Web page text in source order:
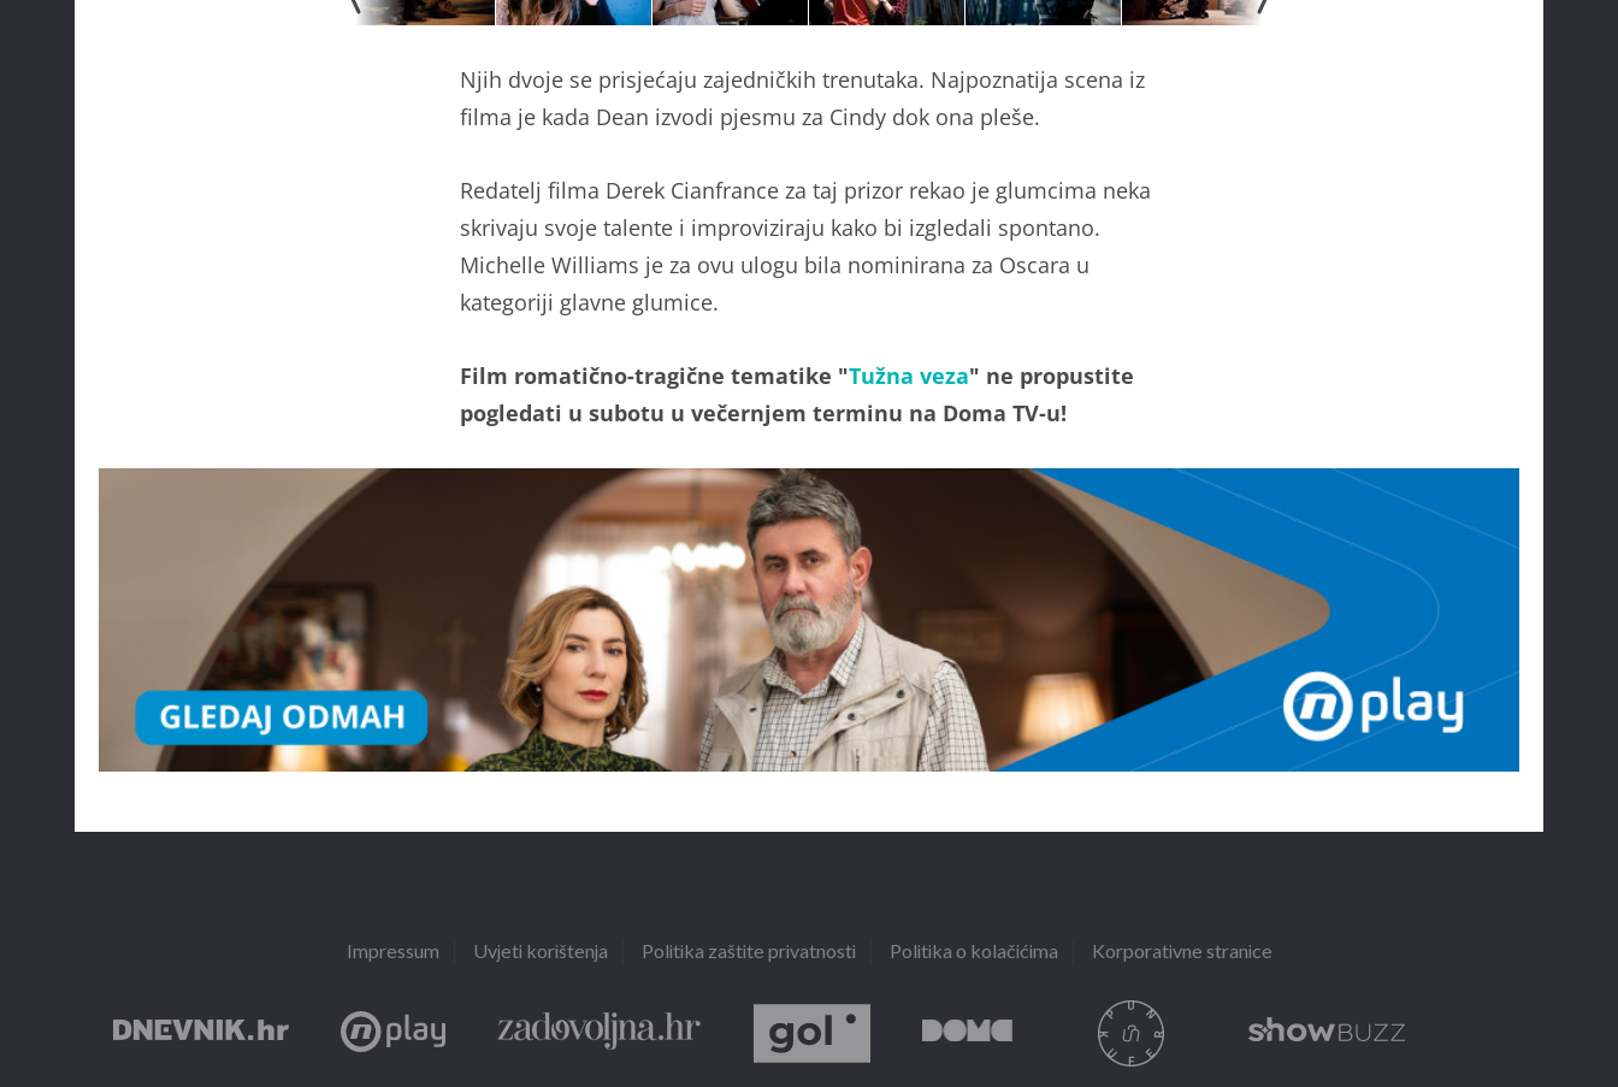
Njih dvoje se prisjećaju zajedničkih trenutaka. Najpoznatija scena iz
filma je kada Dean izvodi pjesmu za Cindy dok ona pleše.
Redatelj filma Derek Cianfrance za taj prizor rekao je glumcima neka
skrivaju svoje talente i improviziraju kako bi izgledali spontano.
Michelle Williams je za ovu ulogu bila nominirana za Oscara u
kategoriji glavne glumice.
Film romatično-tragične tematike "Tužna veza" ne propustite
pogledati u subotu u večernjem terminu na Doma TV-u!
Impressum Uvjeti korištenja Politika zaštite privatnosti Politika o kolačićima Korporativne stranice